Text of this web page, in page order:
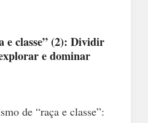
e classe” (2): Dividir
e dominar
de “raça e classe”: